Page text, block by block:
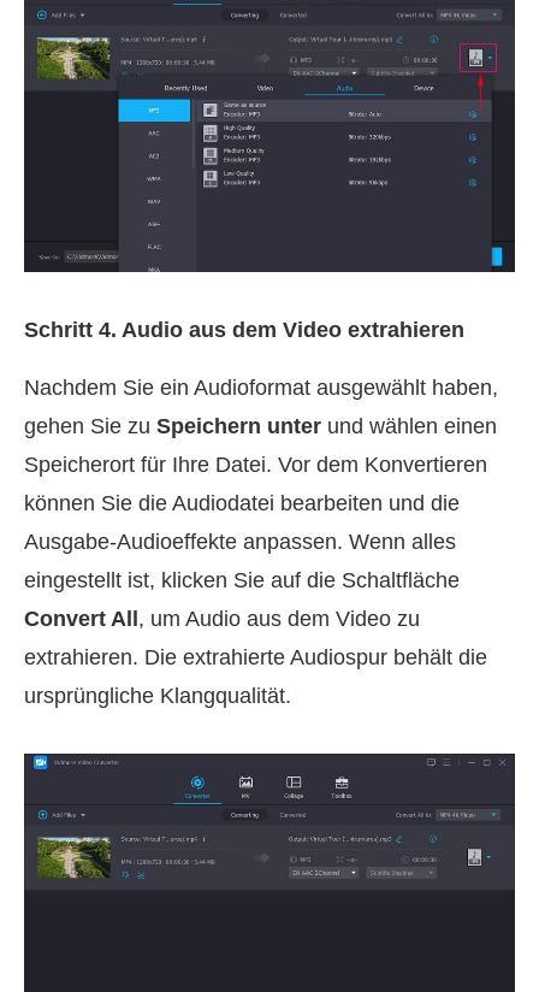
Schritt 4. Audio aus dem Video extrahieren
Nachdem Sie ein Audioformat ausgewählt haben,
gehen Sie zu Speichern unter und wählen einen
Speicherort für Ihre Datei. Vor dem Konvertieren
können Sie die Audiodatei bearbeiten und die
Ausgabe‑Audioeffekte anpassen. Wenn alles
eingestellt ist, klicken Sie auf die Schaltfläche
Convert All, um Audio aus dem Video zu
extrahieren. Die extrahierte Audiospur behält die
ursprüngliche Klangqualität.